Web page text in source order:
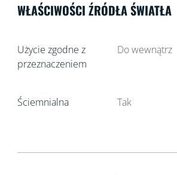
WŁAŚCIWOŚCI ŹRÓDŁA ŚWIATŁA
Użycie zgodne z
przeznaczeniem
Do wewnątrz
Ściemnialna Tak